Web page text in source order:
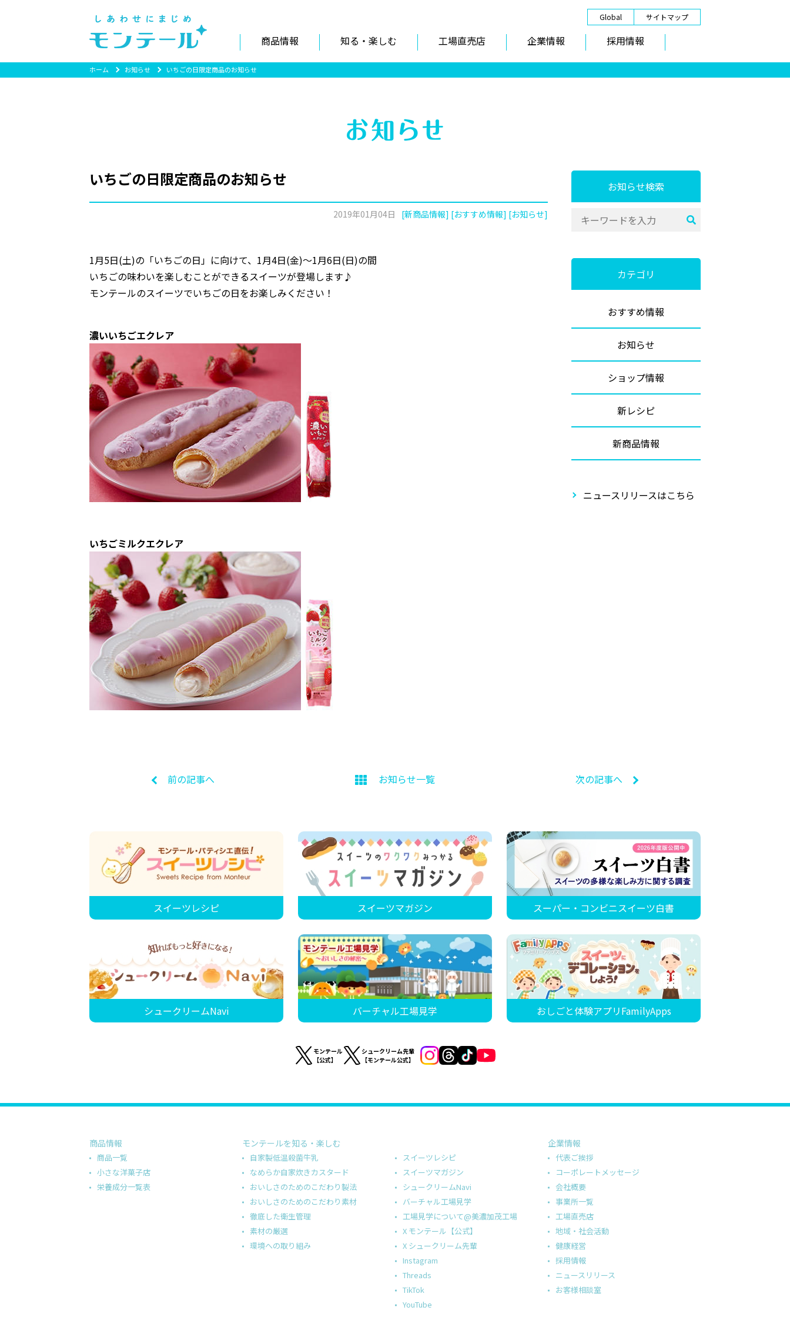
Global サイトマップ
商品情報 知る・楽しむ 工場直売店 企業情報 採用情報
ホーム お知らせ いちごの日限定商品のお知らせ
いちごの日限定商品のお知らせ
2019年01月04日 [新商品情報] [おすすめ情報] [お知らせ]
1月5日(土)の「いちごの日」に向けて、1月4日(金)～1月6日(日)の間
いちごの味わいを楽しむことができるスイーツが登場します♪
モンテールのスイーツでいちごの日をお楽しみください！
濃いいちごエクレア
いちごミルクエクレア
前の記事へ お知らせ一覧 次の記事へ
お知らせ検索
カテゴリ
おすすめ情報
お知らせ
ショップ情報
新レシピ
新商品情報
ニュースリリースはこちら
スイーツレシピ スイーツマガジン スーパー・コンビニスイーツ白書
シュークリームNavi バーチャル工場見学 おしごと体験アプリFamilyApps
モンテール
【公式】
シュークリーム先輩
【モンテール公式】
商品情報
商品一覧
小さな洋菓子店
栄養成分一覧表
モンテールを知る・楽しむ
自家製低温殺菌牛乳
なめらか自家炊きカスタード
おいしさのためのこだわり製法
おいしさのためのこだわり素材
徹底した衛生管理
素材の厳選
環境への取り組み
スイーツレシピ
スイーツマガジン
シュークリームNavi
バーチャル工場見学
工場見学について@美濃加茂工場
X モンテール【公式】
X シュークリーム先輩
Instagram
Threads
TikTok
YouTube
企業情報
代表ご挨拶
コーポレートメッセージ
会社概要
事業所一覧
工場直売店
地域・社会活動
健康経営
採用情報
ニュースリリース
お客様相談室